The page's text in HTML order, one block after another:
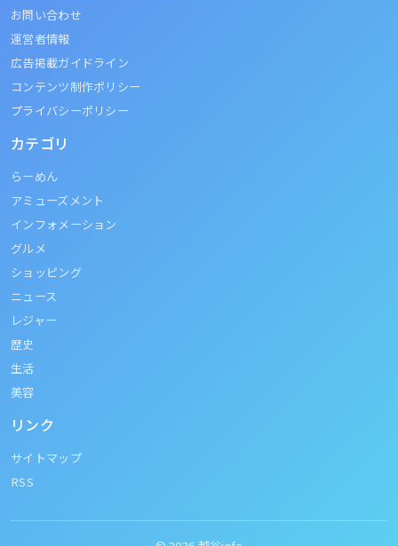
お問い合わせ
運営者情報
広告掲載ガイドライン
コンテンツ制作ポリシー
プライバシーポリシー
カテゴリ
らーめん
アミューズメント
インフォメーション
グルメ
ショッピング
ニュース
レジャー
歴史
生活
美容
リンク
サイトマップ
RSS